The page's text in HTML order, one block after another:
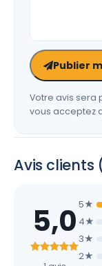
Publier
Votre avis sera
vous acceptez
Avis clients
5,0 5★
4★
3★
2★